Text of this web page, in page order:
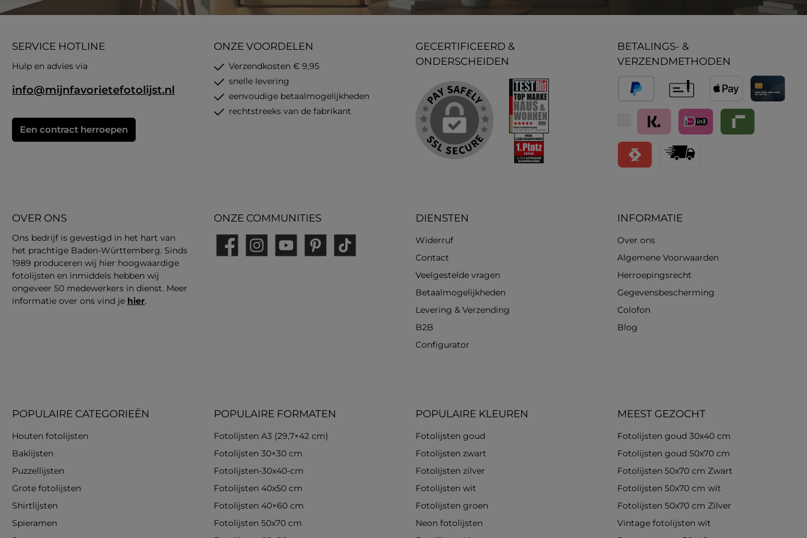
SERVICE HOTLINE
Hulp en advies via
info@mijnfavorietefotolijst.nl
Een contract herroepen
DIENSTEN
Widerruf
Contact
Veelgestelde vragen
Betaalmogelijkheden
Levering & Verzending
B2B
Configurator
INFORMATIE
Over ons
Algemene Voorwaarden
Herroepingsrecht
Gegevensbescherming
Colofon
Blog
POPULAIRE CATEGORIEËN
Houten fotolijsten
Baklijsten
Puzzellijsten
Grote fotolijsten
Shirtlijsten
Spieramen
POPULAIRE FORMATEN
Fotolijsten A3 (29,7×42 cm)
Fotolijsten 30×30 cm
Fotolijsten-30x40-cm
Fotolijsten 40x50 cm
Fotolijsten 40×60 cm
Fotolijsten 50x70 cm
POPULAIRE KLEUREN
Fotolijsten goud
Fotolijsten zwart
Fotolijsten zilver
Fotolijsten wit
Fotolijsten groen
Neon fotolijsten
MEEST GEZOCHT
Fotolijsten goud 30x40 cm
Fotolijsten goud 50x70 cm
Fotolijsten 50x70 cm Zwart
Fotolijsten 50x70 cm wit
Fotolijsten 50x70 cm Zilver
Vintage fotolijsten wit
BETALINGS- &
VERZENDMETHODEN
PayPal Apple PayCreditcard /
Klarna (Achteraf betalen / In delen
Vooruitbetaling
OVER ONS
Ons bedrijf is gevestigd in het hart van
het prachtige Baden-Württemberg. Sinds
1989 produceren wij hier hoogwaardige
fotolijsten en inmiddels hebben wij
ongeveer 50 medewerkers in dienst. Meer
informatie over ons vind je hier.
GECERTIFICEERD &
ONDERSCHEIDEN
ONZE VOORDELEN
Verzendkosten € 9,95
snelle levering
eenvoudige betaalmogelijkheden
rechtstreeks van de fabrikant
ONZE COMMUNITIES
FacebookInstagramYouTube PinterestTikTok